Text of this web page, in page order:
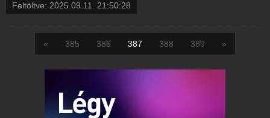
Feltöltve: 2025.09.11. 21:50:28
« 385 386 387 388 389 »